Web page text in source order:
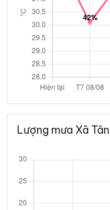
Lượng mưa Xã